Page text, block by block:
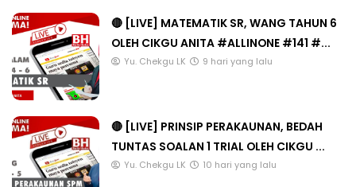
🔴 [LIVE] MATEMATIK SR, WANG TAHUN 6
OLEH CIKGU ANITA #ALLINONE #141 #...
Yu. Chekgu LK 9 hari yang lalu
🔴 [LIVE] PRINSIP PERAKAUNAN, BEDAH
TUNTAS SOALAN 1 TRIAL OLEH CIKGU ...
Yu. Chekgu LK 10 hari yang lalu